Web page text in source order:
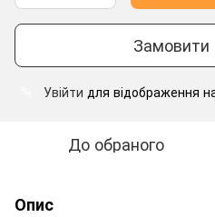
Увійти для відображення
До обраного
Опис